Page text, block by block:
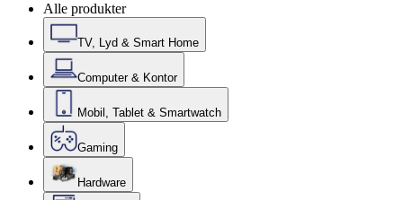
Alle produkter
TV, Lyd & Smart Home
Computer & Kontor
Mobil, Tablet & Smartwatch
Gaming
Hardware